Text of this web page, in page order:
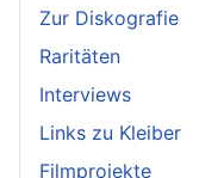
Zur Diskografie
Raritäten
Interviews
Links zu Kleiber
Filmprojekte